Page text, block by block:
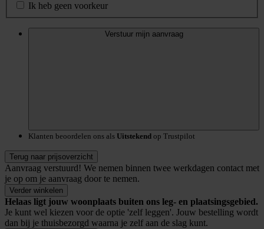
Ik heb geen voorkeur
Verstuur mijn aanvraag
Klanten beoordelen ons als Uitstekend op Trustpilot
Terug naar prijsoverzicht
Aanvraag verstuurd! We nemen binnen twee werkdagen contact met
je op om je aanvraag door te nemen.
Verder winkelen
Helaas ligt jouw woonplaats buiten ons leg- en plaatsingsgebied.
Je kunt wel kiezen voor de optie 'zelf leggen'. Jouw bestelling wordt
dan bij je thuisbezorgd waarna je zelf aan de slag kunt.